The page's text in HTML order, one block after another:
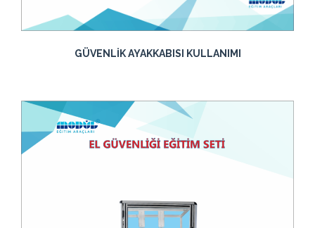
GÜVENLİK AYAKKABISI KULLANIMI